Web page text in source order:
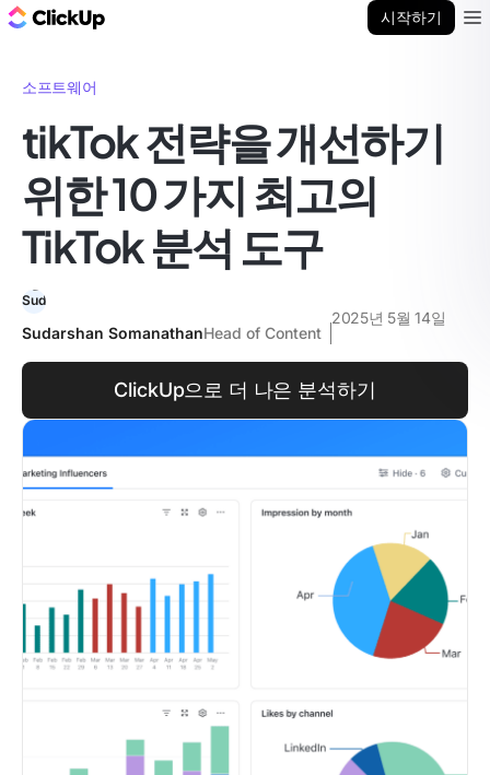
시작하기
소프트웨어
tikTok 전략을 개선하기
위한 10 가지 최고의
TikTok 분석 도구
Sudarshan SomanathanHead of Content
2025년 5월 14일
ClickUp으로 더 나은 분석하기